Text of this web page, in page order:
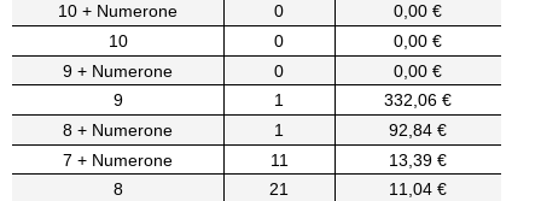
10 + Numerone
0
0,00 €
10
0
0,00 €
9 + Numerone
0
0,00 €
9
1
332,06 €
8 + Numerone
1
92,84 €
7 + Numerone
11
13,39 €
8
21
11,04 €